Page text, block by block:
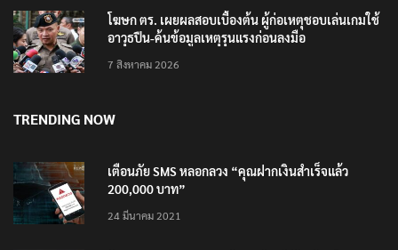
โฆษก ตร. เผยผลสอบเบื้องต้น ผู้ก่อเหตุชอบเล่นเกมใช้
อาวุธปืน-ค้นข้อมูลเหตุรุนแรงก่อนลงมือ
7 สิงหาคม 2026
TRENDING NOW
เตือนภัย SMS หลอกลวง “คุณฝากเงินสำเร็จแล้ว
200,000 บาท”
24 มีนาคม 2021